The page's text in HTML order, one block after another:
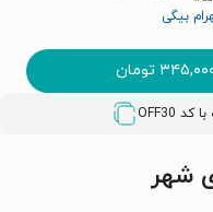
بیگی
تومان
OFF30
شهر